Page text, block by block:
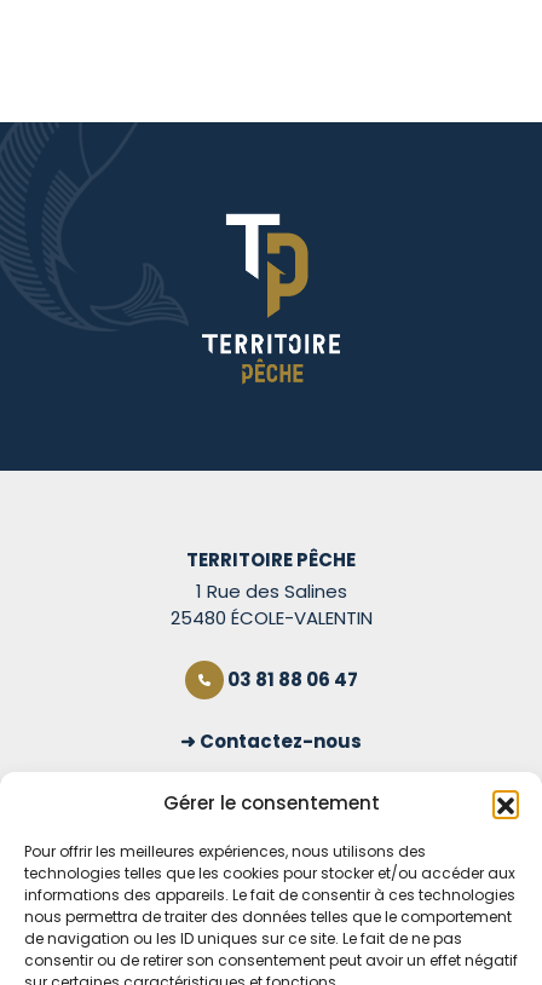
Gérer le consentement
Pour offrir les meilleures expériences, nous utilisons des
technologies telles que les cookies pour stocker et/ou accéder aux
informations des appareils. Le fait de consentir à ces technologies
nous permettra de traiter des données telles que le comportement
de navigation ou les ID uniques sur ce site. Le fait de ne pas
consentir ou de retirer son consentement peut avoir un effet négatif
TERRITOIRE PÊCHE
1 Rue des Salines
25480 ÉCOLE-VALENTIN
03 81 88 06 47
Contactez-nous
S'inscrire à la newsletter
OUVERT TOUS LES JOURS
Voir nos horaires